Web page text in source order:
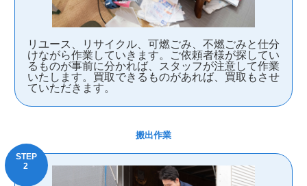
リユース、リサイクル、可燃ごみ、不燃ごみと仕分
けながら作業していきます。ご依頼者様が探してい
るものが事前に分かれば、スタッフが注意して作業
いたします。買取できるものがあれば、買取もさせ
ていただきます。
搬出作業